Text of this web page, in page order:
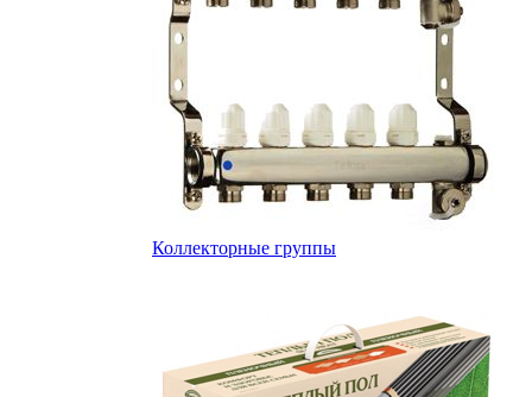
Коллекторные группы